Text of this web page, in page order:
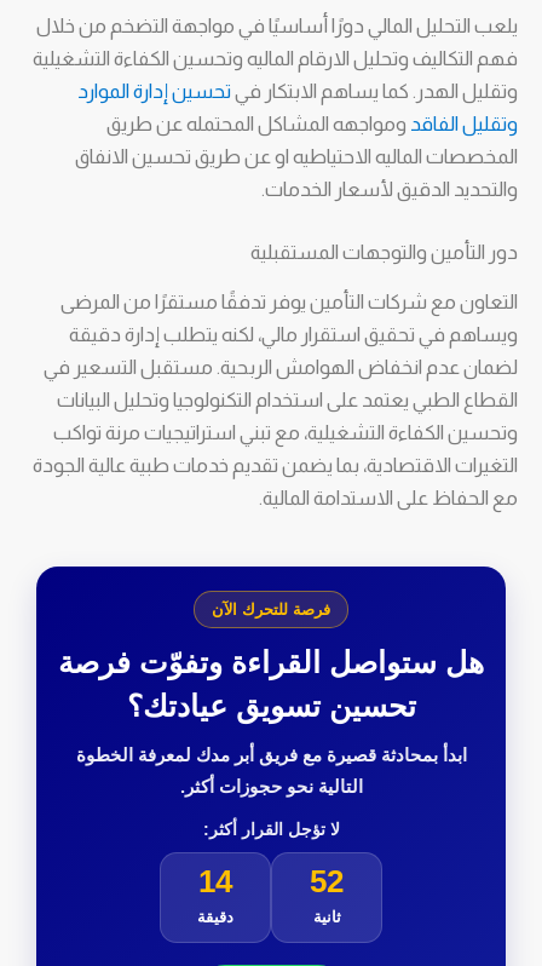
يلعب التحليل المالي دورًا أساسيًا في مواجهة التضخم من خلال
فهم التكاليف وتحليل الارقام الماليه وتحسين الكفاءة التشغيلية
وتقليل الهدر. كما يساهم الابتكار فيتحسين إدارة الموارد
وتقليل الفاقد ومواجهه المشاكل المحتمله عن طريق
المخصصات الماليه الاحتياطيه او عن طريق تحسين الانفاق
والتحديد الدقيق لأسعار الخدمات.
دور التأمين والتوجهات المستقبلية
التعاون مع شركات التأمين يوفر تدفقًا مستقرًا من المرضى
ويساهم في تحقيق استقرار مالي، لكنه يتطلب إدارة دقيقة
لضمان عدم انخفاض الهوامش الربحية. مستقبل التسعير في
القطاع الطبي يعتمد على استخدام التكنولوجيا وتحليل البيانات
وتحسين الكفاءة التشغيلية، مع تبني استراتيجيات مرنة تواكب
التغيرات الاقتصادية، بما يضمن تقديم خدمات طبية عالية الجودة
مع الحفاظ على الاستدامة المالية.
فرصة للتحرك الآن
هل ستواصل القراءة وتفوّت فرصة
تحسين تسويق عيادتك؟
ابدأ بمحادثة قصيرة مع فريق أبر مدك لمعرفة الخطوة
التالية نحو حجوزات أكثر.
لا تؤجل القرار أكثر:
14
دقيقة
50
ثانية